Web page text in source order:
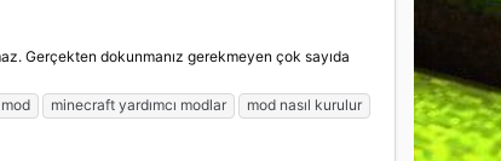
Gerçekten dokunmanız gerekmeyen çok sayıda
minecraft yardımcı modlar
mod nasıl kurulur